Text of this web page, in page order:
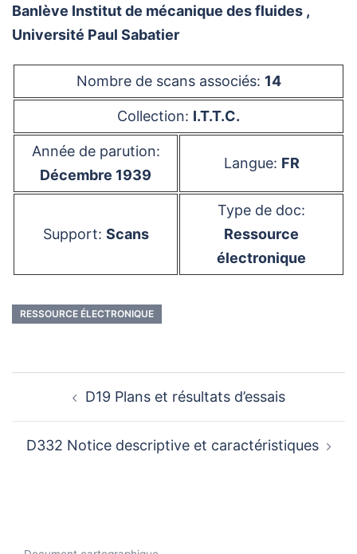
Banlève Institut de mécanique des fluides ,
Université Paul Sabatier
Nombre de scans associés: 14
Collection: I.T.T.C.
Année de parution:
Décembre 1939
Langue: FR
Support: Scans
Type de doc:
Ressource
électronique
RESSOURCE ÉLECTRONIQUE
d’article D19 Plans et résultats d’essais
D332 Notice descriptive et caractéristiques